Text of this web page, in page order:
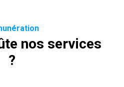
nos services
?